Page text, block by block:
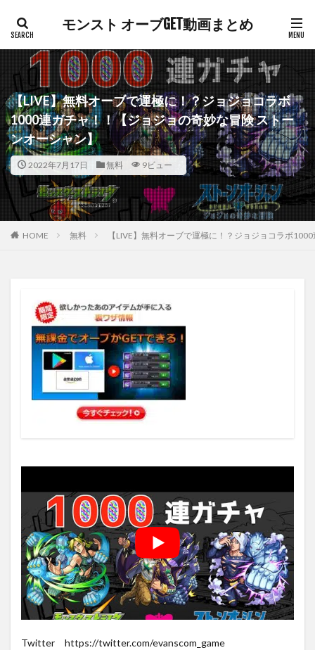
モンスト オーブGET動画まとめ
【LIVE】無料オーブで運極に！？ジョジョコラボ
1000連ガチャ！！【ジョジョの奇妙な冒険 ストー
ンオーシャン】
2022年7月17日 無料 9ビュー
HOME 無料 【LIVE】無料オーブで運極に！？ジョジョコラボ
Twitter https://twitter.com/evanscom_game